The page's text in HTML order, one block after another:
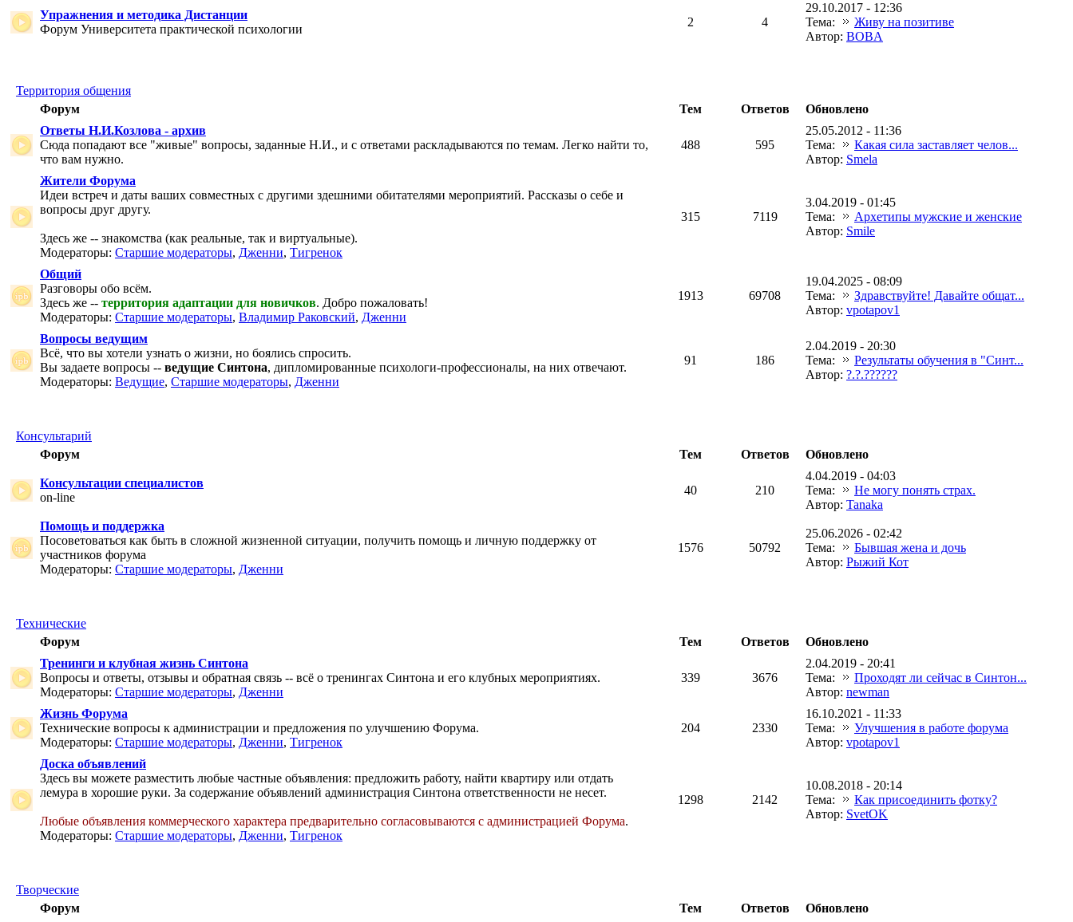
Упражнения и методика Дистанции
Форум Университета практической психологии
2 4
29.10.2017 - 12:36
Тема:
Живу на позитиве
Автор: BOBA
Территория общения
Форум
Тем Ответов
Обновлено
Ответы Н.И.Козлова - архив
Сюда попадают все "живые" вопросы, заданные Н.И., и с ответами раскладываются по темам. Легко найти то,
что вам нужно.
488 595
25.05.2012 - 11:36
Тема:
Какая сила заставляет челов...
Автор: Smela
Жители Форума
Идеи встреч и даты ваших совместных с другими здешними обитателями мероприятий. Рассказы о себе и
вопросы друг другу.
Здесь же -- знакомства (как реальные, так и виртуальные).
Модераторы: Старшие модераторы, Дженни, Тигренок
315 7119
3.04.2019 - 01:45
Тема:
Архетипы мужские и женские
Автор: Smile
Общий
Разговоры обо всём.
Здесь же -- территория адаптации для новичков. Добро пожаловать!
Модераторы: Старшие модераторы, Владимир Раковский, Дженни
1913 69708
19.04.2025 - 08:09
Тема:
Здравствуйте! Давайте общат...
Автор: vpotapov1
Вопросы ведущим
Всё, что вы хотели узнать о жизни, но боялись спросить.
Вы задаете вопросы -- ведущие Синтона, дипломированные психологи-профессионалы, на них отвечают.
Модераторы: Ведущие, Старшие модераторы, Дженни
91 186
2.04.2019 - 20:30
Тема:
Результаты обучения в "Синт...
Автор: ?.?.??????
Консультарий
Форум
Тем Ответов Обновлено
Консультации специалистов
on-line
40 210
4.04.2019 - 04:03
Тема:
Не могу понять страх.
Автор: Tanaka
Помощь и поддержка
Посоветоваться как быть в сложной жизненной ситуации, получить помощь и личную поддержку от
участников форума
Модераторы: Старшие модераторы, Дженни
1576 50792
25.06.2026 - 02:42
Тема:
Бывшая жена и дочь
Автор: Рыжий Кот
Технические
Форум
Тем Ответов
Обновлено
Тренинги и клубная жизнь Синтона
Вопросы и ответы, отзывы и обратная связь -- всё о тренингах Синтона и его клубных мероприятиях.
Модераторы: Старшие модераторы, Дженни
339 3676
2.04.2019 - 20:41
Тема:
Проходят ли сейчас в Синтон...
Автор: newman
Жизнь Форума
Технические вопросы к администрации и предложения по улучшению Форума.
Модераторы: Старшие модераторы, Дженни, Тигренок
204 2330
16.10.2021 - 11:33
Тема:
Улучшения в работе форума
Автор: vpotapov1
Доска объявлений
Здесь вы можете разместить любые частные объявления: предложить работу, найти квартиру или отдать
лемура в хорошие руки. За содержание объявлений администрация Синтона ответственности не несет.
Любые объявления коммерческого характера предварительно согласовываются с администрацией Форума.
Модераторы: Старшие модераторы, Дженни, Тигренок
1298 2142
10.08.2018 - 20:14
Тема:
Как присоединить фотку?
Автор: SvetOK
Творческие
Форум
Тем Ответов
Обновлено